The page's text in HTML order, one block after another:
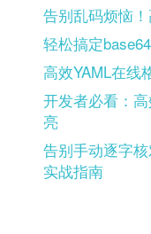
告别乱码烦恼
轻松搞定
高效YAML在线
开发者必看：
亮
告别手动逐字
实战指南